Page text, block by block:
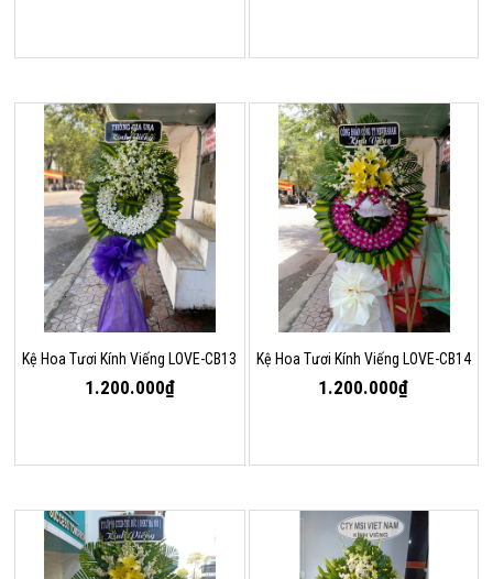
Kệ Hoa Tươi Kính Viếng LOVE-CB13
1.200.000₫
Kệ Hoa Tươi Kính Viếng LOVE-CB14
1.200.000₫